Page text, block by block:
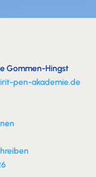
Gommen-Hingst
pen-akademie.de